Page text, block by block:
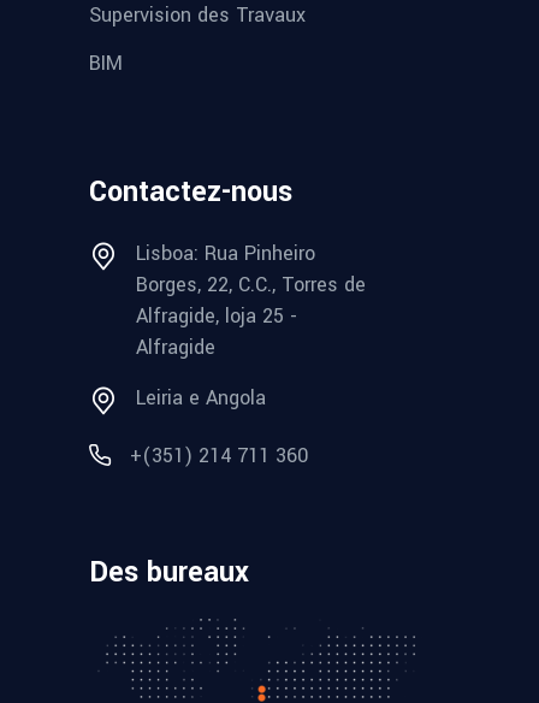
Supervision des Travaux
BIM
Contactez-nous
Lisboa: Rua Pinheiro
Borges, 22, C.C., Torres de
Alfragide, loja 25 -
Alfragide
Leiria e Angola
+(351) 214 711 360
Des bureaux